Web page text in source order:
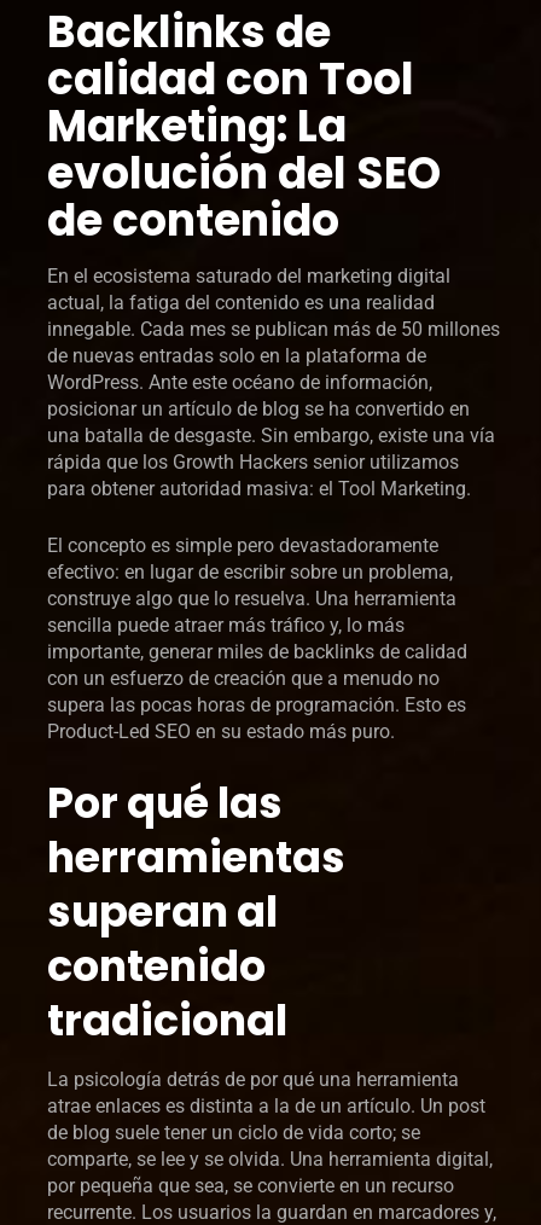
Backlinks de
calidad con Tool
Marketing: La
evolución del SEO
de contenido
En el ecosistema saturado del marketing digital
actual, la fatiga del contenido es una realidad
innegable. Cada mes se publican más de 50 millones
de nuevas entradas solo en la plataforma de
WordPress. Ante este océano de información,
posicionar un artículo de blog se ha convertido en
una batalla de desgaste. Sin embargo, existe una vía
rápida que los Growth Hackers senior utilizamos
para obtener autoridad masiva: el Tool Marketing.
El concepto es simple pero devastadoramente
efectivo: en lugar de escribir sobre un problema,
construye algo que lo resuelva. Una herramienta
sencilla puede atraer más tráfico y, lo más
importante, generar miles de backlinks de calidad
con un esfuerzo de creación que a menudo no
supera las pocas horas de programación. Esto es
Product-Led SEO en su estado más puro.
Por qué las
herramientas
superan al
contenido
tradicional
La psicología detrás de por qué una herramienta
atrae enlaces es distinta a la de un artículo. Un post
de blog suele tener un ciclo de vida corto; se
comparte, se lee y se olvida. Una herramienta digital,
por pequeña que sea, se convierte en un recurso
recurrente. Los usuarios la guardan en marcadores y,